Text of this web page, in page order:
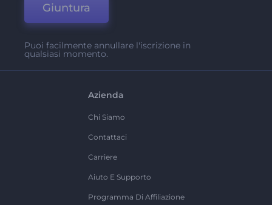
Giuntura
Puoi facilmente annullare l'iscrizione in
qualsiasi momento.
Azienda
Chi Siamo
Contattaci
Carriere
Aiuto E Supporto
Programma Di Affiliazione